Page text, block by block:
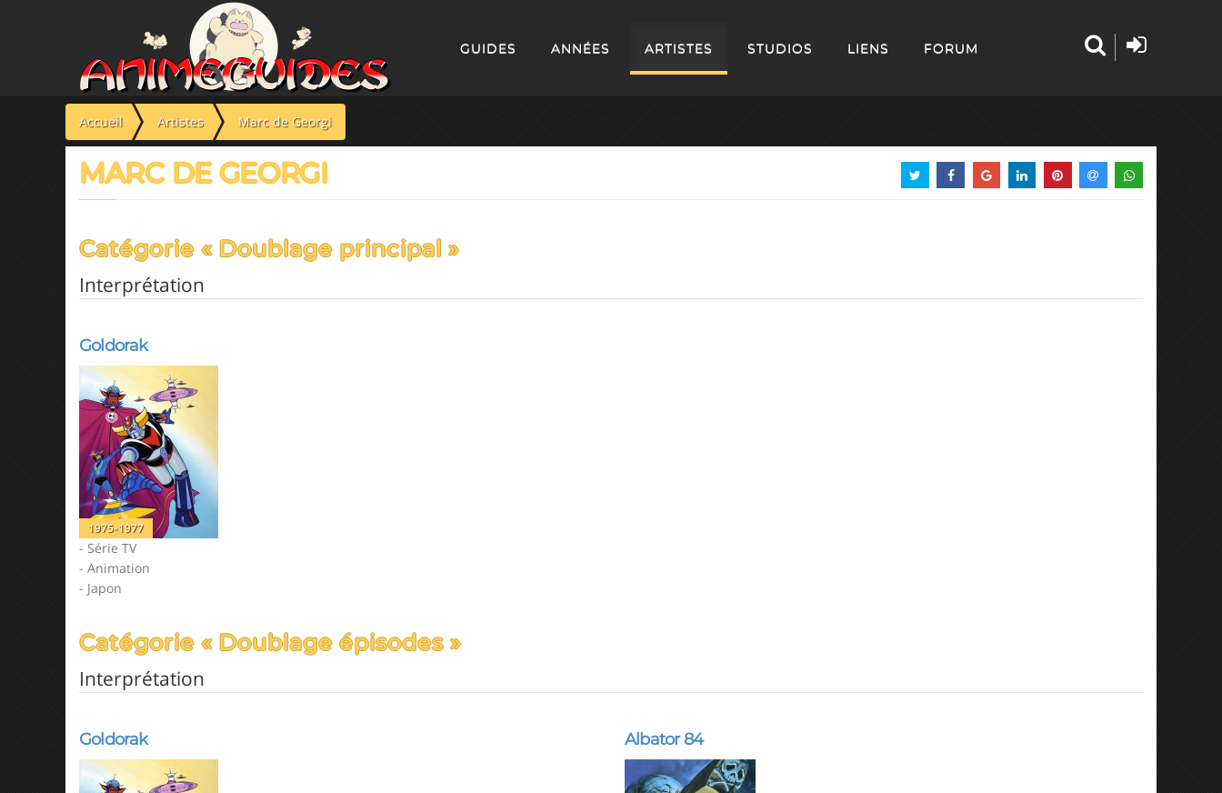
GUIDES ANNÉES ARTISTES STUDIOS LIENS FORUM
Accueil Artistes Marc de Georgi
MARC DE GEORGI
Catégorie « Doublage principal »
Interprétation
Goldorak
1975-1977
- Série TV
- Animation
- Japon
Catégorie « Doublage épisodes »
Interprétation
Goldorak Albator 84